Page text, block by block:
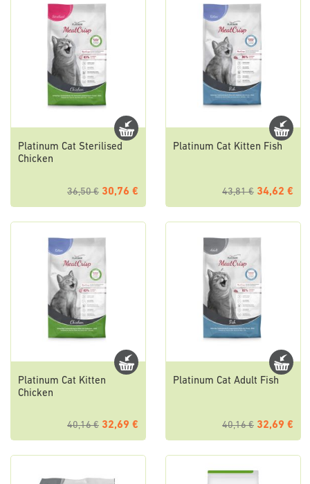
Platinum Cat Sterilised
Chicken
36,50 € 30,76 €
Platinum Cat Kitten Fish
43,81 € 34,62 €
Platinum Cat Kitten
Chicken
40,16 € 32,69 €
Platinum Cat Adult Fish
40,16 € 32,69 €